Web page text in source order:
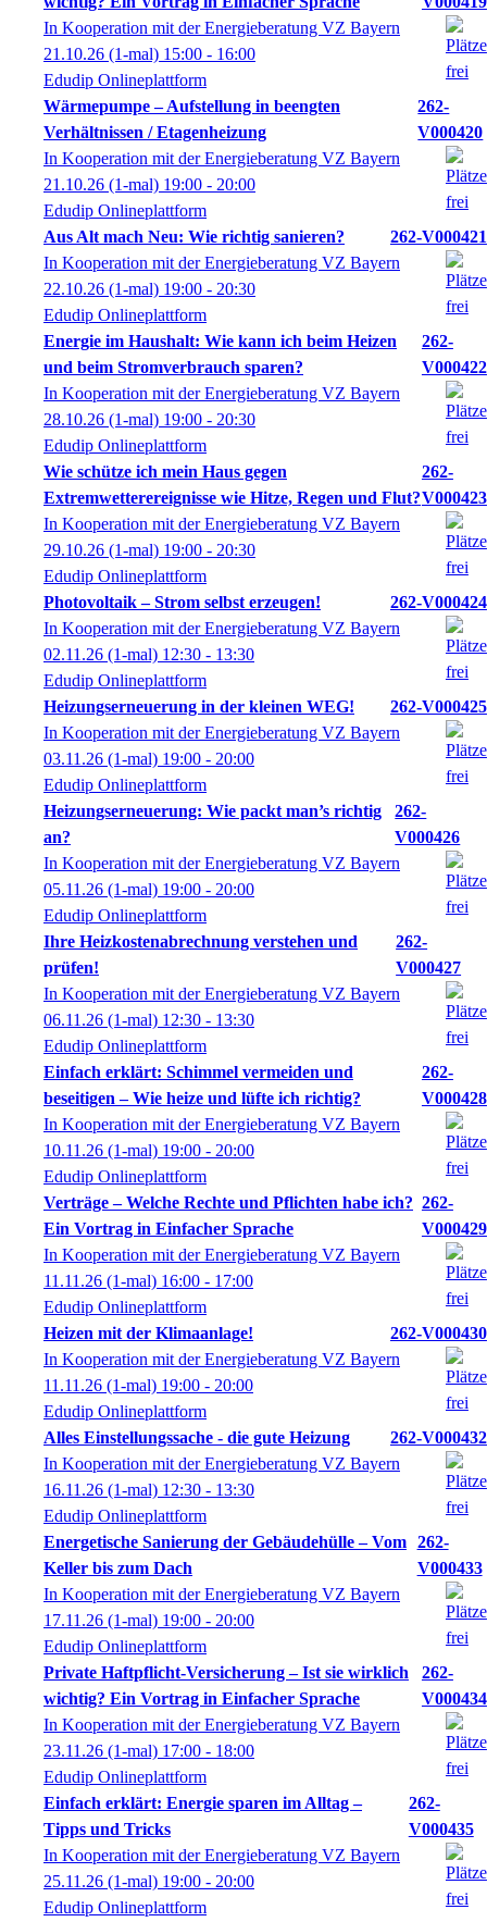
In Kooperation mit der Energieberatung VZ Bayern
21.10.26 (1-mal) 15:00 - 16:00
Edudip Onlineplattform
Wärmepumpe – Aufstellung in beengten
Verhältnissen / Etagenheizung
262-
V000420
In Kooperation mit der Energieberatung VZ Bayern
21.10.26 (1-mal) 19:00 - 20:00
Edudip Onlineplattform
Aus Alt mach Neu: Wie richtig sanieren?
262-V000421
In Kooperation mit der Energieberatung VZ Bayern
22.10.26 (1-mal) 19:00 - 20:30
Edudip Onlineplattform
Energie im Haushalt: Wie kann ich beim Heizen
und beim Stromverbrauch sparen?
262-
V000422
In Kooperation mit der Energieberatung VZ Bayern
28.10.26 (1-mal) 19:00 - 20:30
Edudip Onlineplattform
Wie schütze ich mein Haus gegen
Extremwetterereignisse wie Hitze, Regen und Flut?
262-
V000423
In Kooperation mit der Energieberatung VZ Bayern
29.10.26 (1-mal) 19:00 - 20:30
Edudip Onlineplattform
Photovoltaik – Strom selbst erzeugen!
262-V000424
In Kooperation mit der Energieberatung VZ Bayern
02.11.26 (1-mal) 12:30 - 13:30
Edudip Onlineplattform
Heizungserneuerung in der kleinen WEG!
262-V000425
In Kooperation mit der Energieberatung VZ Bayern
03.11.26 (1-mal) 19:00 - 20:00
Edudip Onlineplattform
Heizungserneuerung: Wie packt man’s richtig
an?
262-
V000426
In Kooperation mit der Energieberatung VZ Bayern
05.11.26 (1-mal) 19:00 - 20:00
Edudip Onlineplattform
Ihre Heizkostenabrechnung verstehen und
prüfen!
262-
V000427
In Kooperation mit der Energieberatung VZ Bayern
06.11.26 (1-mal) 12:30 - 13:30
Edudip Onlineplattform
Einfach erklärt: Schimmel vermeiden und
beseitigen – Wie heize und lüfte ich richtig?
262-
V000428
In Kooperation mit der Energieberatung VZ Bayern
10.11.26 (1-mal) 19:00 - 20:00
Edudip Onlineplattform
Verträge – Welche Rechte und Pflichten habe ich?
Ein Vortrag in Einfacher Sprache
262-
V000429
In Kooperation mit der Energieberatung VZ Bayern
11.11.26 (1-mal) 16:00 - 17:00
Edudip Onlineplattform
Heizen mit der Klimaanlage!
262-V000430
In Kooperation mit der Energieberatung VZ Bayern
11.11.26 (1-mal) 19:00 - 20:00
Edudip Onlineplattform
Alles Einstellungssache - die gute Heizung
262-V000432
In Kooperation mit der Energieberatung VZ Bayern
16.11.26 (1-mal) 12:30 - 13:30
Edudip Onlineplattform
Energetische Sanierung der Gebäudehülle – Vom
Keller bis zum Dach
262-
V000433
In Kooperation mit der Energieberatung VZ Bayern
17.11.26 (1-mal) 19:00 - 20:00
Edudip Onlineplattform
Private Haftpflicht-Versicherung – Ist sie wirklich
wichtig? Ein Vortrag in Einfacher Sprache
262-
V000434
In Kooperation mit der Energieberatung VZ Bayern
23.11.26 (1-mal) 17:00 - 18:00
Edudip Onlineplattform
Einfach erklärt: Energie sparen im Alltag –
Tipps und Tricks
262-
V000435
In Kooperation mit der Energieberatung VZ Bayern
25.11.26 (1-mal) 19:00 - 20:00
Edudip Onlineplattform